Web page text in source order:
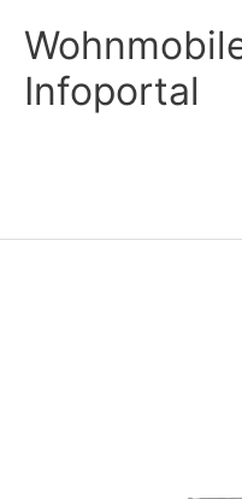
Inhalt
springen
Infoportal